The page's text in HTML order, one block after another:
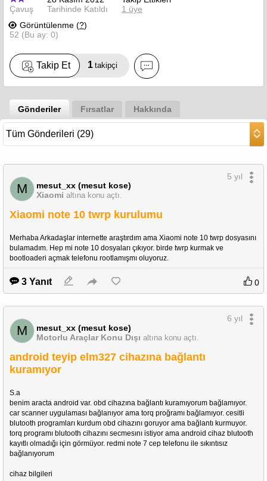
Çavuş
Tarihinde Katıldı
1 üye
Görüntülenme (?)
52 (Bu ay: 0)
Takip Et 1 takipçi
Gönderiler Fırsatlar Hakkında
M
mesut_xx (mesut kose)
Xiaomi altına konu açtı.
5 yıl
Xiaomi note 10 twrp kurulumu
Merhaba Arkadaşlar internette araştırdım ama Xiaomi note 10 twrp dosyasını
bulamadım. Hep mi note 10 dosyaları çıkıyor. birde twrp kurmak ve
bootloaderi açmak telefonu rootlamışmı oluyoruz.
3 Yanıt 0
M
mesut_xx (mesut kose)
Motorlu Araçlar Konu Dışı altına konu açtı.
6 yıl
android teyip elm327 cihazına bağlantı
kuramıyor
S.a
benim aracta android var. obd cihazına bağlantı kuramıyorum bağlamıyor.
car scanner uygulaması bağlanıyor ama torq proğramı bağlamıyor. cesitli
blutooth programları kurdum obd cihazını goruyor ama bağlantı kurmuyor.
torq programı blutooth cihazını secmesını istiyor ama android cihaz blutooth
kayıtlı olmadığı için görmüyor. redmi note 7 cep telefonu ile sıkıntısız
bağlanıyorum
cihaz bilgileri